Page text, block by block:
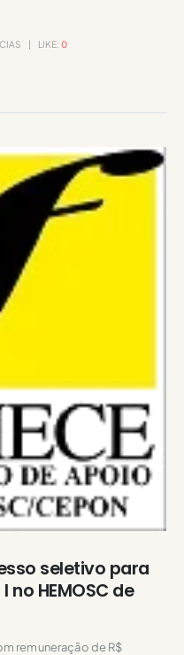
LIKE: 0
seletivo para
HEMOSC de
remuneração de R$